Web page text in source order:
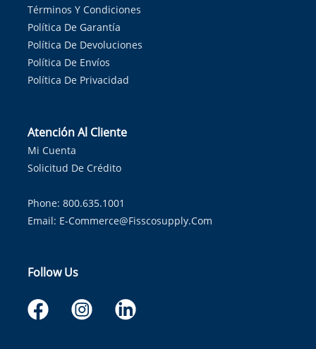
Términos Y Condiciones
Política De Garantía
Política De Devoluciones
Política De Envíos
Política De Privacidad
Atención Al Cliente
Mi Cuenta
Solicitud De Crédito
Phone: 800.635.1001
Email: E-Commerce@fisscosupply.com
Follow Us